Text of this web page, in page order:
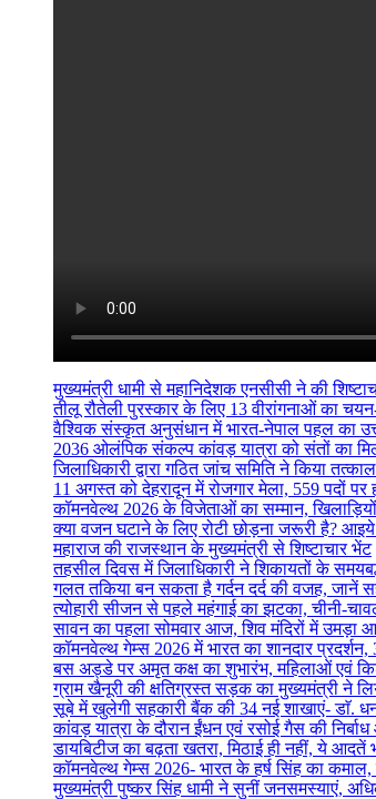
मुख्यमंत्री धामी से महानिदेशक एनसीसी ने की
तीलू रौतेली पुरस्कार के लिए 13 वीरांगनाओं का
वैश्विक संस्कृत अनुसंधान में भारत-नेपाल पहल का
2036 ओलंपिक संकल्प कांवड़ यात्रा को संतों का
जिलाधिकारी द्वारा गठित जांच समिति ने किया
11 अगस्त को देहरादून में रोजगार मेला, 559 पदों पर
कॉमनवेल्थ 2026 के विजेताओं का सम्मान,
क्या वजन घटाने के लिए रोटी छोड़ना जरूरी है?
महाराज की राजस्थान के मुख्यमंत्री से शिष्टाचार भेंट
तहसील दिवस में जिलाधिकारी ने शिकायतों के
गलत तकिया बन सकता है गर्दन दर्द की वजह, जानें
त्योहारी सीजन से पहले महंगाई का झटका, चीनी-
सावन का पहला सोमवार आज, शिव मंदिरों में उमड़ा
कॉमनवेल्थ गेम्स 2026 में भारत का शानदार
बस अड्डे पर अमृत कक्ष का शुभारंभ, महिलाओं एवं
ग्राम खैनूरी की क्षतिग्रस्त सड़क का मुख्यमंत्री ने
सूबे में खुलेगी सहकारी बैंक की 34 नई शाखाएं- डाॅ.
कांवड़ यात्रा के दौरान ईंधन एवं रसोई गैस की
डायबिटीज का बढ़ता खतरा, मिठाई ही नहीं, ये आदतें
कॉमनवेल्थ गेम्स 2026- भारत के हर्ष सिंह का कमाल,
मुख्यमंत्री पुष्कर सिंह धामी ने सुनीं जनसमस्याएं,